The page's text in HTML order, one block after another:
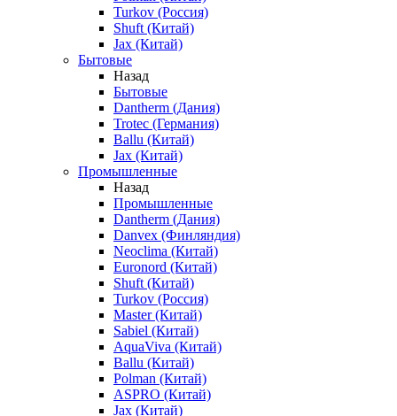
Turkov (Россия)
Shuft (Китай)
Jax (Китай)
Бытовые
Назад
Бытовые
Dantherm (Дания)
Trotec (Германия)
Ballu (Китай)
Jax (Китай)
Промышленные
Назад
Промышленные
Dantherm (Дания)
Danvex (Финляндия)
Neoclima (Китай)
Euronord (Китай)
Shuft (Китай)
Turkov (Россия)
Master (Китай)
Sabiel (Китай)
AquaViva (Китай)
Ballu (Китай)
Polman (Китай)
ASPRO (Китай)
Jax (Китай)